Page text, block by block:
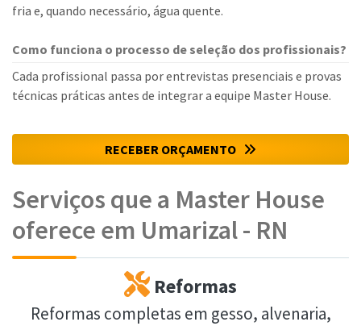
fria e, quando necessário, água quente.
Como funciona o processo de seleção dos profissionais?
Cada profissional passa por entrevistas presenciais e provas
técnicas práticas antes de integrar a equipe Master House.
RECEBER ORÇAMENTO
Serviços que a Master House
oferece em Umarizal - RN
Reformas
Reformas completas em gesso, alvenaria,